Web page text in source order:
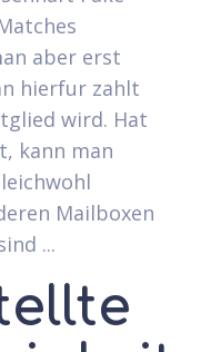
aber erst
hierfur zahlt
wird. Hat
kann man
Mailboxen
...